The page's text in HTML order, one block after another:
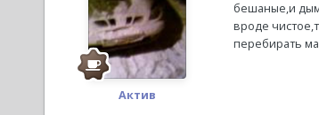
Актив
бешаные,и
вроде
перебирать